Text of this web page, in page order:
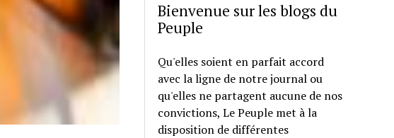
Bienvenue sur les blogs du
Peuple
Qu'elles soient en parfait accord
avec la ligne de notre journal ou
qu'elles ne partagent aucune de nos
convictions, Le Peuple met à la
disposition de différentes